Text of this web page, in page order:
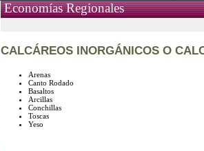
Economías Regionales
CALCÁREOS INORGÁNICOS O
Arenas
Canto Rodado
Basaltos
Arcillas
Conchillas
Toscas
Yeso